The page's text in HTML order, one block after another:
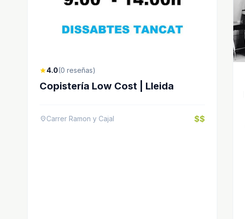
star4.0(0 reseñas)
Copistería Low Cost | Lleida
location_onCarrer Ramon y Cajal $$